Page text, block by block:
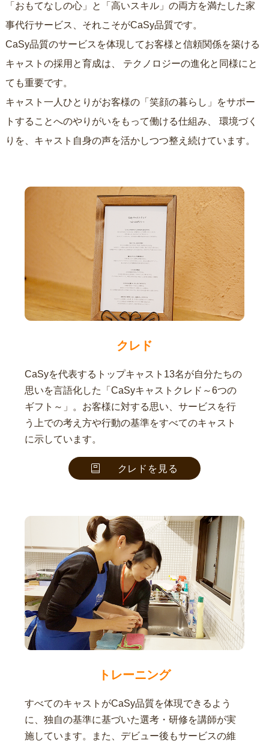
「おもてなしの心」と「高いスキル」の両方を満たした家
事代行サービス、それこそがCaSy品質です。
CaSy品質のサービスを体現してお客様と信頼関係を築ける
キャストの採用と育成は、
ても重要です。
キャスト一人ひとりがお客様の「笑顔の暮らし」をサポー
トすることへのやりがいをもって働ける仕組み、
りを、キャスト自身の声を活かしつつ整え続けています。
クレド
CaSyを代表するトップキャスト13名が自分たちの
思いを言語化した「CaSyキャストクレド～6つの
ギフト～」。お客様に対する思い、サービスを行
う上での考え方や行動の基準をすべてのキャスト
に示しています。
クレドを見る
トレーニング
すべてのキャストがCaSy品質を体現できるよう
に、独自の基準に基づいた選考・研修を講師が実
施しています。また、デビュー後もサービスの維